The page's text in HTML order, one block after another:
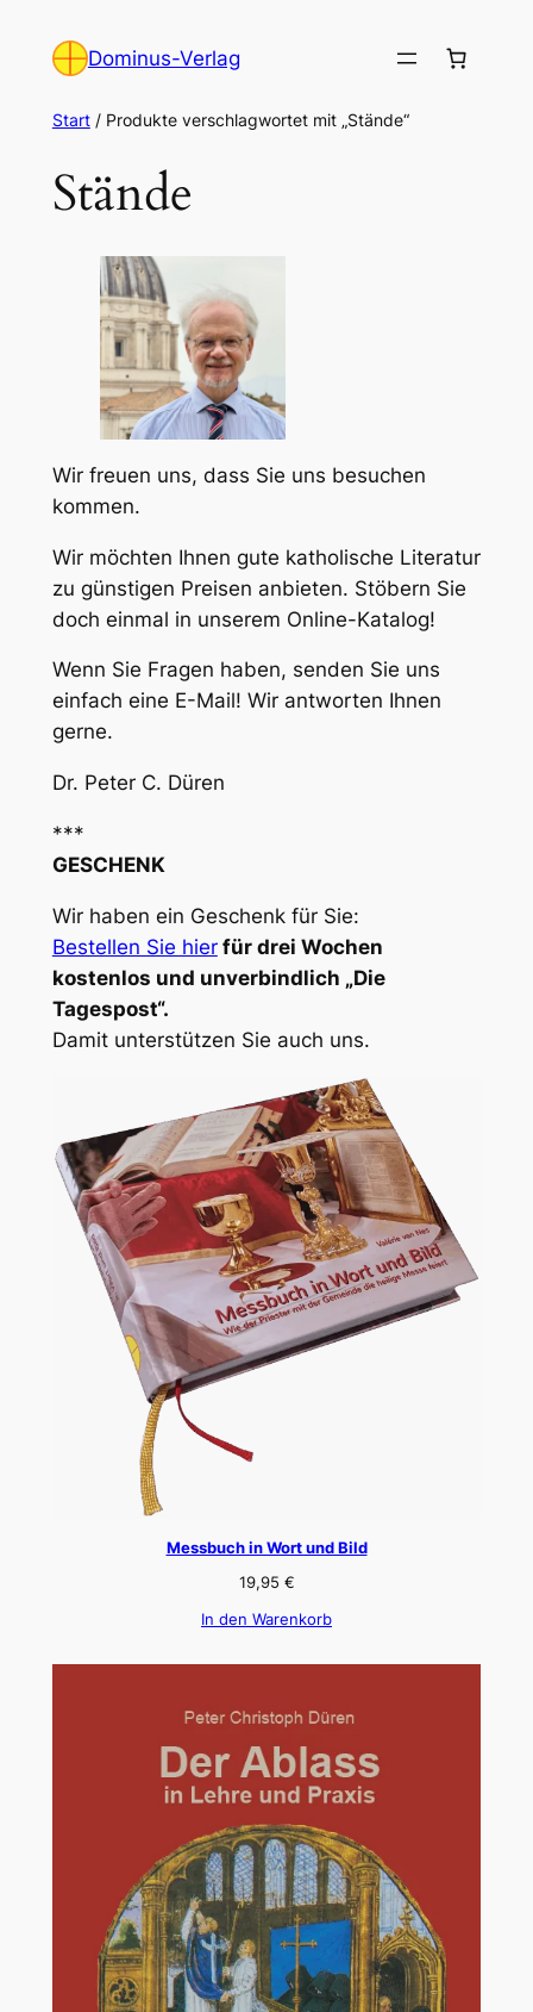
Inhalt
Dominus-Verlag
Start/ Produkte verschlagwortet mit „Stände“
Stände
Wir freuen uns, dass Sie uns besuchen
kommen.
Wir möchten Ihnen gute katholische Literatur
zu günstigen Preisen anbieten. Stöbern Sie
doch einmal in unserem Online-Katalog!
Wenn Sie Fragen haben, senden Sie uns
einfach eine E-Mail! Wir antworten Ihnen
gerne.
Dr. Peter C. Düren
***
GESCHENK
Wir haben ein Geschenk für Sie:
Bestellen Sie hier für drei Wochen
kostenlos und unverbindlich „Die
Tagespost“.
Damit unterstützen Sie auch uns.
Messbuch in Wort und Bild
19,95 €
In den Warenkorb